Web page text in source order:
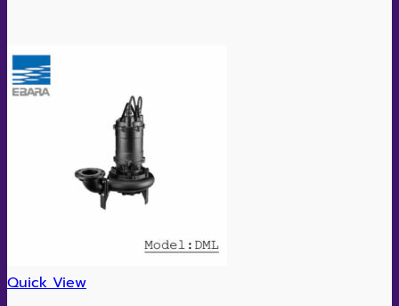
Quick View